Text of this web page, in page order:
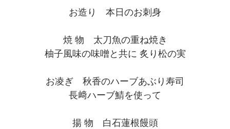
お造り 本日のお刺身
焼 物 太刀魚の重ね焼き
柚子風味の味噌と共に 炙り松の実
お凌ぎ 秋香のハーブあぶり寿司
長﨑ハーブ鯖を使って
揚 物 白石蓮根饅頭